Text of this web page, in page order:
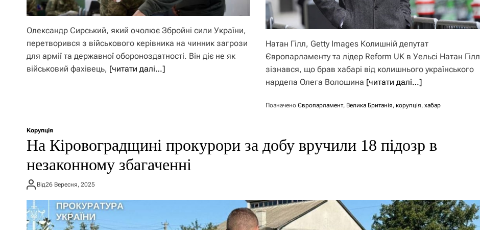
Олександр Сирський, який очолює Збройні сили України,
перетворився з військового керівника на чинник загрози
для армії та державної обороноздатності. Він діє не як
військовий фахівець, [читати далі…]
Натан Гілл, Getty Images Колишній депутат
Європарламенту та лідер Reform UK в Уельсі Натан Гілл
зізнався, що брав хабарі від колишнього українського
нардепа Олега Волошина [читати далі…]
ПозначеноЄвропарламент, Велика Британія,корупція,хабар
Корупція
На Кіровоградщині прокурори за добу вручили 18 підозр в
незаконному збагаченні
Від26 Вересня, 2025